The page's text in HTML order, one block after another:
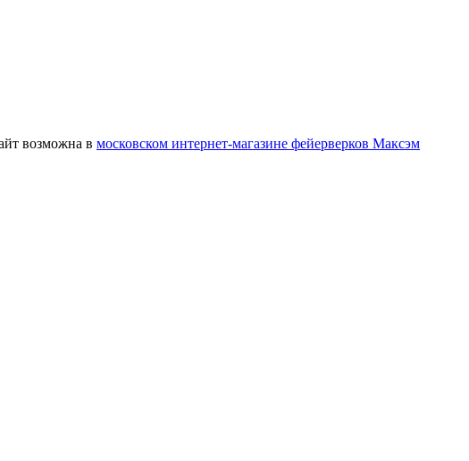
возможна в московском интернет-магазине фейерверков Максэм